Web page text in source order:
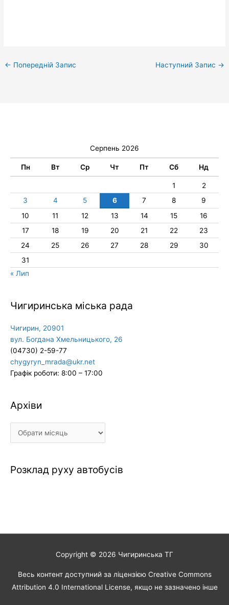
← Попередній Запис Наступний Запис →
Серпень 2026
Пн Вт Ср Чт Пт Сб Нд
1
2
3
4 5 6 7 8
9
10
11 12 13 14 15
16
17
18 19 20 21 22
23
24
25 26 27 28 29
30
31
« Лип
Чигиринська міська рада
Чигирин, 20901
вул. Богдана Хмельницького, 26
(04730) 2-59-77
chygyryn_mrada@ukr.net
Графік роботи: 8:00 – 17:00
Архіви
Архіви
Розклад руху автобусів
Copyright © 2026 Чигиринська ТГ
Весь контент доступний за ліцензією Creative Commons
Attribution 4.0 International License, якщо не зазначено інше